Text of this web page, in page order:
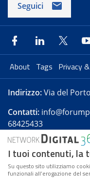
Seguici
About Tags Privacy
Indirizzo:Via del
Contatti:
68425433
Forumpa.itè una
presso Registro
Reg. n. 182 del 2
I tuoi contenuti, la
Su questo sito utilizziamo
funzionali all’erogazione del